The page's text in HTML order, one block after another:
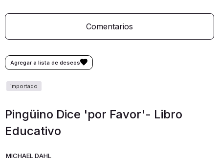
Comentarios
Pingüino Dice 'por Favor'- Libro
Educativo
MICHAEL DAHL